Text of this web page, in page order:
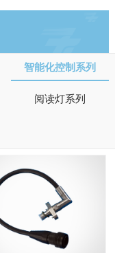
智能化控制系列
阅读灯系列